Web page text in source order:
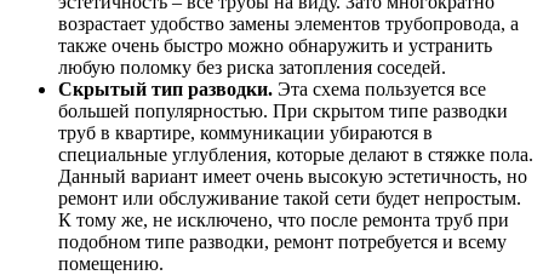
возрастает удобство замены элементов трубопровода, а
также очень быстро можно обнаружить и устранить
любую поломку без риска затопления соседей.
Скрытый тип разводки. Эта схема пользуется все
большей популярностью. При скрытом типе разводки
труб в квартире, коммуникации убираются в
специальные углубления, которые делают в стяжке пола.
Данный вариант имеет очень высокую эстетичность, но
ремонт или обслуживание такой сети будет непростым.
К тому же, не исключено, что после ремонта труб при
подобном типе разводки, ремонт потребуется и всему
помещению.